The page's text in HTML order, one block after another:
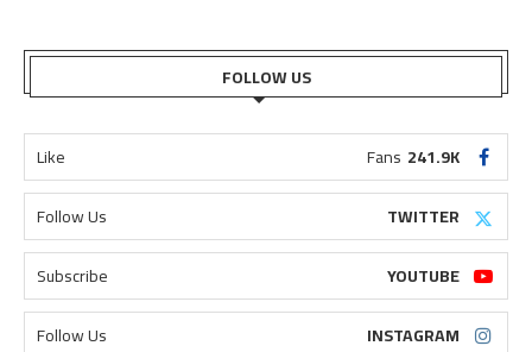
FOLLOW US
241.9K
Fans
Like
TWITTER
Follow Us
YOUTUBE
Subscribe
INSTAGRAM
Follow Us